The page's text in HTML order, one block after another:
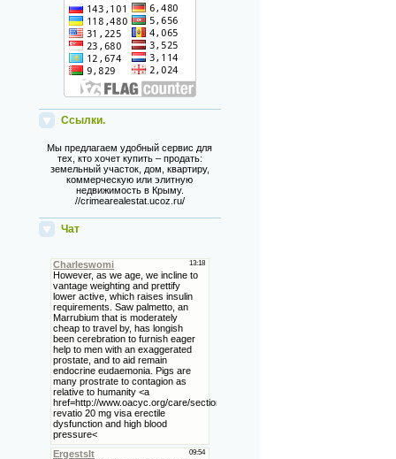
Ссылки.
Мы предлагаем удобный сервис для
тех, кто хочет купить – продать:
земельный участок, дом, квартиру,
коммерческую или элитную
недвижимость в Крыму.
//crimearealestat.ucoz.ru/
Чат